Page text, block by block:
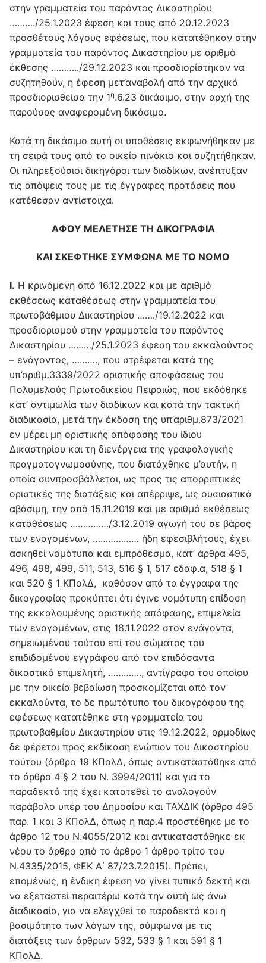
στην γραμματεία του παρόντος Δικαστηρίου
………./25.1.2023 έφεση και τους από 20.12.2023
προσθέτους λόγους εφέσεως, που κατατέθηκαν στην
γραμματεία του παρόντος Δικαστηρίου με αριθμό
έκθεσης ………../29.12.2023 και προσδιορίστηκαν να
συζητηθούν, η έφεση μετ’αναβολή από την αρχικά
προσδιορισθείσα την 1η.6.23 δικάσιμο, στην αρχή της
παρούσας αναφερομένη δικάσιμο.
Κατά τη δικάσιμο αυτή οι υποθέσεις εκφωνήθηκαν με
τη σειρά τους από το οικείο πινάκιο και συζητήθηκαν.
Οι πληρεξούσιοι δικηγόροι των διαδίκων, ανέπτυξαν
τις απόψεις τους με τις έγγραφες προτάσεις που
κατέθεσαν αντίστοιχα.
ΑΦΟΥ ΜΕΛΕΤΗΣΕ ΤΗ ΔΙΚΟΓΡΑΦΙΑ
ΚΑΙ ΣΚΕΦΤΗΚΕ ΣΥΜΦΩΝΑ ΜΕ ΤΟ ΝΟΜΟ
I. Η κρινόμενη από 16.12.2022 και με αριθμό
εκθέσεως καταθέσεως στην γραμματεία του
πρωτοβάθμιου Δικαστηρίου ……./19.12.2022 και
προσδιορισμού στην γραμματεία του παρόντος
Δικαστηρίου ………/25.1.2023 έφεση του εκκαλούντος
– ενάγοντος, ………., που στρέφεται κατά της
υπ’αριθμ.3339/2022 οριστικής αποφάσεως του
Πολυμελούς Πρωτοδικείου Πειραιώς, που εκδόθηκε
κατ’ αντιμωλία των διαδίκων και κατά την τακτική
διαδικασία, μετά την έκδοση της υπ’αριθμ.873/2021
εν μέρει μη οριστικής απόφασης του ίδιου
Δικαστηρίου και τη διενέργεια της γραφολογικής
πραγματογνωμοσύνης, που διατάχθηκε μ’αυτήν, η
οποία συνπροσβάλλεται, ως προς τις απορριπτικές
οριστικές της διατάξεις και απέρριψε, ως ουσιαστικά
αβάσιμη, την από 15.11.2019 και με αριθμό εκθέσεως
καταθέσεως ……………/3.12.2019 αγωγή του σε βάρος
των εναγομένων, ……………… ήδη εφεσιβλήτους, έχει
ασκηθεί νομότυπα και εμπρόθεσμα, κατ’ άρθρα 495,
496, 498, 499, 511, 513, 516 § 1, 517 εδαφ.α, 518 § 1
και 520 § 1 ΚΠολΔ, καθόσον από τα έγγραφα της
δικογραφίας προκύπτει ότι έγινε νομότυπη επίδοση
της εκκαλουμένης οριστικής απόφασης, επιμελεία
των εναγομένων, στις 18.11.2022 στον ενάγοντα,
σημειωμένου τούτου επί του σώματος του
επιδιδομένου εγγράφου από τον επιδόσαντα
δικαστικό επιμελητή, …………., αντίγραφο του οποίου
με την οικεία βεβαίωση προσκομίζεται από τον
εκκαλούντα, το δε πρωτότυπο του δικογράφου της
εφέσεως κατατέθηκε στη γραμματεία του
πρωτοβαθμίου Δικαστηρίου στις 19.12.2022, αρμοδίως
δε φέρεται προς εκδίκαση ενώπιον του Δικαστηρίου
τούτου (άρθρο 19 ΚΠολΔ, όπως αντικαταστάθηκε από
το άρθρο 4 § 2 του Ν. 3994/2011) και για το
παραδεκτό της έχει κατατεθεί το αναλογούν
παράβολο υπέρ του Δημοσίου και ΤΑΧΔΙΚ (άρθρο 495
παρ. 1 και 3 ΚΠολΔ, όπως η παρ.4 προστέθηκε με το
άρθρο 12 του Ν.4055/2012 και αντικαταστάθηκε εκ
νέου το άρθρο από το άρθρο 1 άρθρο τρίτο του
Ν.4335/2015, ΦΕΚ Α΄ 87/23.7.2015). Πρέπει,
επομένως, η ένδικη έφεση να γίνει τυπικά δεκτή και
να εξεταστεί περαιτέρω κατά την αυτή ως άνω
διαδικασία, για να ελεγχθεί το παραδεκτό και η
βασιμότητα των λόγων της, σύμφωνα με τις
διατάξεις των άρθρων 532, 533 § 1 και 591 § 1
ΚΠολΔ.